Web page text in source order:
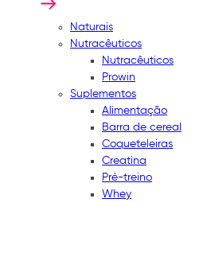
Naturais
Nutracêuticos
Nutracêuticos
Prowin
Suplementos
Alimentação
Barra de cereal
Coqueteleiras
Creatina
Pré-treino
Whey